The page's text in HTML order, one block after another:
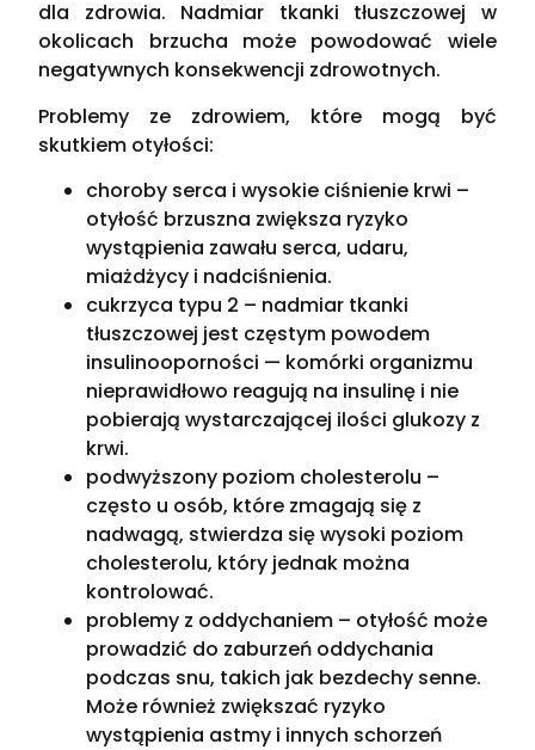
dla zdrowia. Nadmiar tkanki tłuszczowej w
okolicach brzucha może powodować wiele
negatywnych konsekwencji zdrowotnych.
Problemy ze zdrowiem, które mogą być
skutkiem otyłości:
choroby serca i wysokie ciśnienie krwi –
otyłość brzuszna zwiększa ryzyko
wystąpienia zawału serca, udaru,
miażdżycy i nadciśnienia.
cukrzyca typu 2 – nadmiar tkanki
tłuszczowej jest częstym powodem
insulinooporności — komórki organizmu
nieprawidłowo reagują na insulinę i nie
pobierają wystarczającej ilości glukozy z
krwi.
podwyższony poziom cholesterolu –
często u osób, które zmagają się z
nadwagą, stwierdza się wysoki poziom
cholesterolu, który jednak można
kontrolować.
problemy z oddychaniem – otyłość może
prowadzić do zaburzeń oddychania
podczas snu, takich jak bezdechy senne.
Może również zwiększać ryzyko
wystąpienia astmy i innych schorzeń